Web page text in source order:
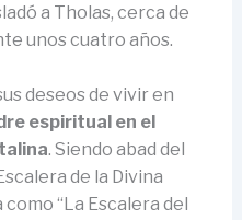
a Tholas, cerca de
unos cuatro años.
deseos de vivir en
espiritual en el
. Siendo abad del
de la Divina
“La Escalera del